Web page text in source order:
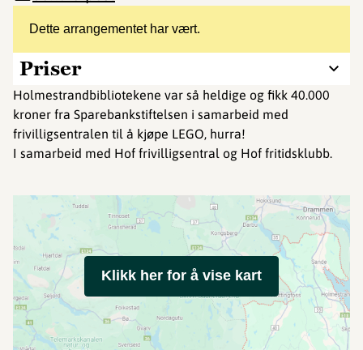
Dette arrangementet har vært.
Priser
Holmestrandbibliotekene var så heldige og fikk 40.000
kroner fra Sparebankstiftelsen i samarbeid med
frivilligsentralen til å kjøpe LEGO, hurra!
I samarbeid med Hof frivilligsentral og Hof fritidsklubb.
Klikk her for å vise kart